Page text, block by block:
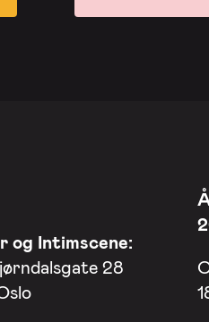
og Intimscene:
28